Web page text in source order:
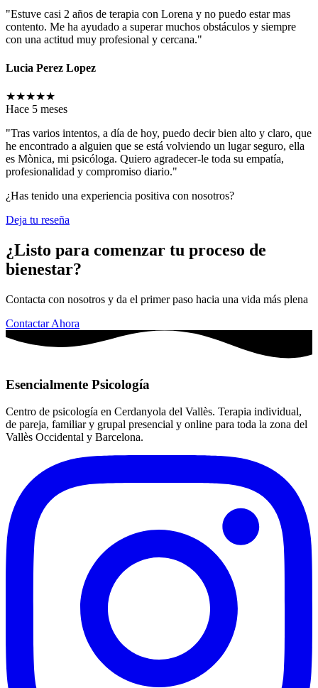
"Estuve casi 2 años de terapia con Lorena y no puedo estar mas
contento. Me ha ayudado a superar muchos obstáculos y siempre
con una actitud muy profesional y cercana."
Lucia Perez Lopez
★★★★★
Hace 5 meses
"Tras varios intentos, a día de hoy, puedo decir bien alto y claro, que
he encontrado a alguien que se está volviendo un lugar seguro, ella
es Mònica, mi psicóloga. Quiero agradecer-le toda su empatía,
profesionalidad y compromiso diario."
¿Has tenido una experiencia positiva con nosotros?
Deja tu reseña
¿Listo para comenzar tu proceso de
bienestar?
Contacta con nosotros y da el primer paso hacia una vida más plena
Contactar Ahora
Esencialmente Psicología
Centro de psicología en Cerdanyola del Vallès. Terapia individual,
de pareja, familiar y grupal presencial y online para toda la zona del
Vallès Occidental y Barcelona.